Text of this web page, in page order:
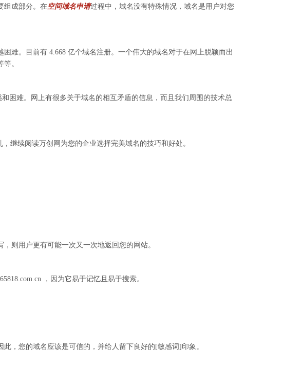
组成部分。在空间域名申请过程中，域名没有特殊情况，域名是用户对您
。目前有 4.668 亿个域名注册。一个伟大的域名对于在网上脱颖而出
。
难。网上有很多关于域名的相互矛盾的信息，而且我们周围的技术总
继续阅读万创网为您的企业选择完美域名的技巧和好处。
则用户更有可能一次又一次地返回您的网站。
，因为它易于记忆且易于搜索。
，您的域名应该是可信的，并给人留下良好的[敏感词]印象。